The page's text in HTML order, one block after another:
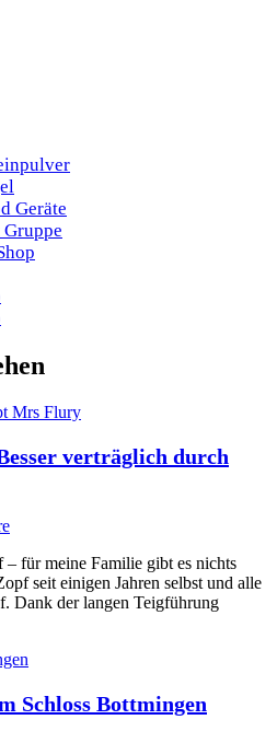
Geräte
verträglich durch
für meine Familie gibt es nichts
seit einigen Jahren selbst und alle
Dank der langen Teigführung
Schloss Bottmingen